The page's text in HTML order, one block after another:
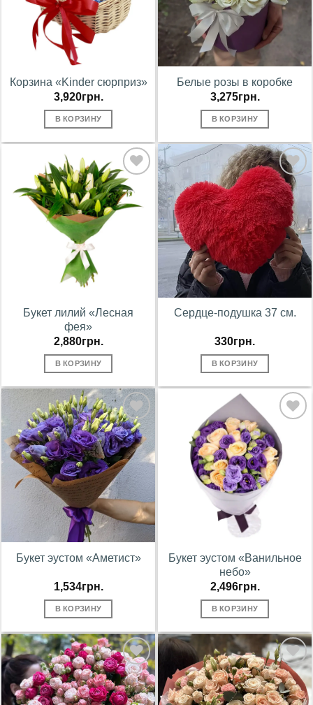
Корзина «Kinder сюрприз»
3,920грн.
В КОРЗИНУ
Белые розы в коробке
3,275грн.
В КОРЗИНУ
В
избранное
Букет лилий «Лесная
фея»
2,880грн.
В КОРЗИНУ
В
избранное
Сердце-подушка 37 см.
330грн.
В КОРЗИНУ
В
избранное
Букет эустом «Аметист»
1,534грн.
В КОРЗИНУ
В
избранное
Букет эустом «Ванильное
небо»
2,496грн.
В КОРЗИНУ
В
избранное
В
избранное